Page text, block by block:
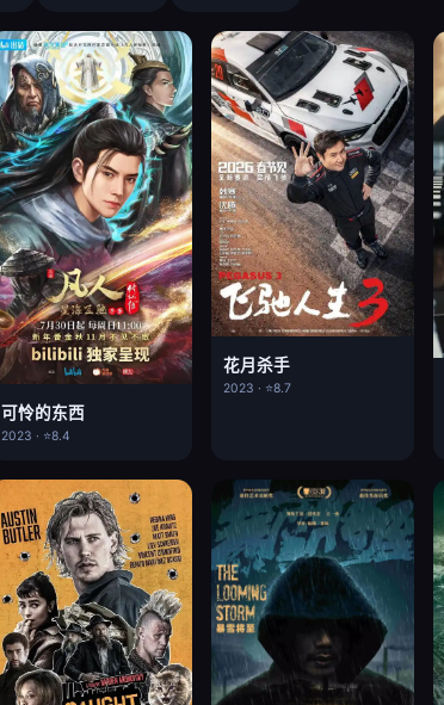
可怜的东西
2023 · ⭐8.4
花月杀手
2023 · ⭐8.7